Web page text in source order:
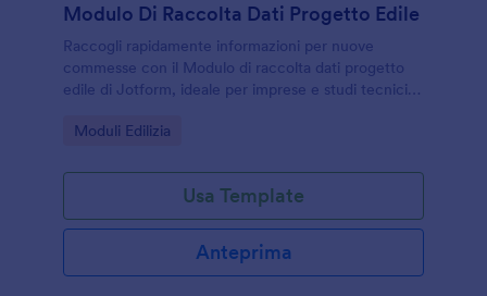
Modulo Di Raccolta Dati Progetto Edile
Raccogli rapidamente informazioni per nuove
commesse con il Modulo di raccolta dati progetto
edile di Jotform, ideale per imprese e studi tecnici
ogni risposta in modo ordinato.
Go to Category:
Moduli Edilizia
Usa Template
Anteprima